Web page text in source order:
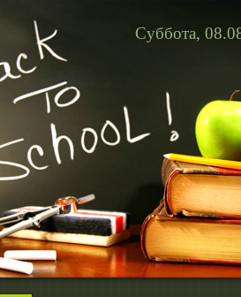
Суббота,